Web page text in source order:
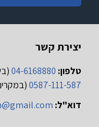
יצירת קשר
טלפון: 04-6168880
0587-111-587
דוא"ל: